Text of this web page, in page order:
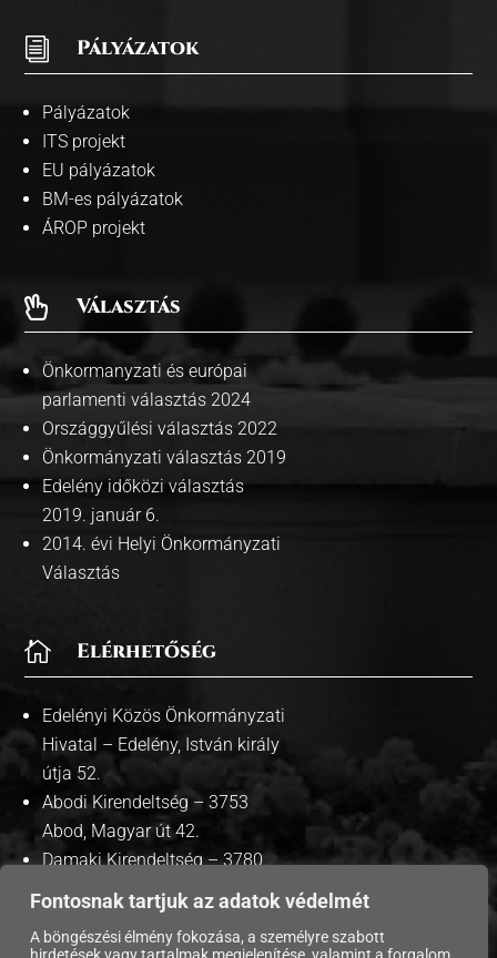
Fontosnak tartjuk az adatok védelmét
A böngészési élmény fokozása, a személyre szabott
i Pályázatok
Pályázatok
ITS projekt
EU pályázatok
BM-es pályázatok
ÁROP projekt
 Választás
Önkormanyzati és európai
parlamenti választás 2024
Országgyűlési választás 2022
Önkormányzati választás 2019
Edelény időközi választás
2019. január 6.
2014. évi Helyi Önkormányzati
Választás
 Elérhetőség
Edelényi Közös Önkormányzati
Hivatal – Edelény, István király
útja 52.
Abodi Kirendeltség – 3753
Abod, Magyar út 42.
Damaki Kirendeltség – 3780
Damak, Szabadság út 35.